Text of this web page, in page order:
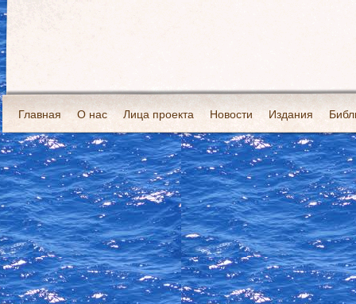
Главная О нас Лица проекта Новости Издания